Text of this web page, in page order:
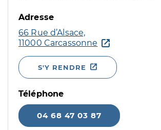
Adresse
66 Rue d’Alsace,
11000 Carcassonne
S'Y RENDRE
Téléphone
04 68 47 03 87